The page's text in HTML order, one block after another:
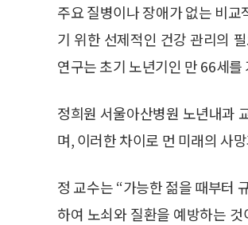
주요 질병이나 장애가 없는 비
기 위한 선제적인 건강 관리의
연구는 초기 노년기인 만 66세
정희원 서울아산병원 노년내과
며, 이러한 차이로 먼 미래의 사
정 교수는 “가능한 젊을 때부터
하여 노쇠와 질환을 예방하는